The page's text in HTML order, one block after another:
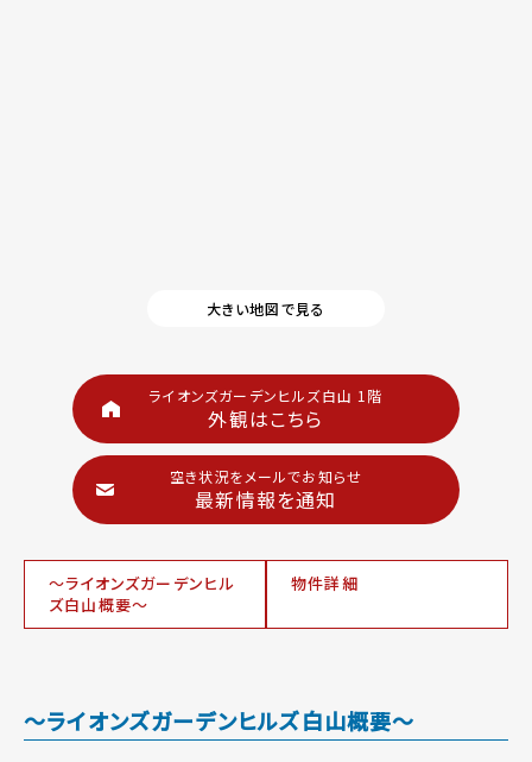
大きい地図で見る
ライオンズガーデンヒルズ白山 1階
外観はこちら
空き状況をメールでお知らせ
最新情報を通知
～ライオンズガーデンヒル
ズ白山概要～
物件詳細
～ライオンズガーデンヒルズ白山概要～